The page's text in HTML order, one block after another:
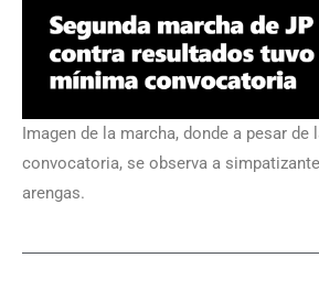
Imagen de la marcha, donde a pesar de
convocatoria, se observa a
arengas.